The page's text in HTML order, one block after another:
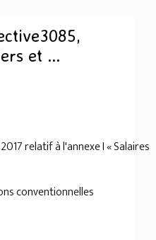
et ...
relatif à l'annexe I « Salaires
conventionnelles